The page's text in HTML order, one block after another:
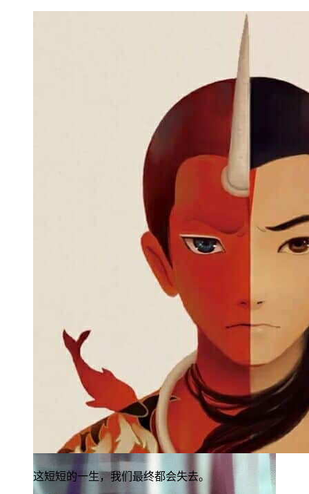
这短短的一生，我们最终都会失去。